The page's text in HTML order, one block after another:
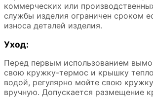
коммерческих или
службы изделия ограничен сроком
износа деталей изделия.
Уход:
Перед первым использованием
свою кружку-термос и крышку
водой, регулярно мойте свою
вручную. Допускается размещение